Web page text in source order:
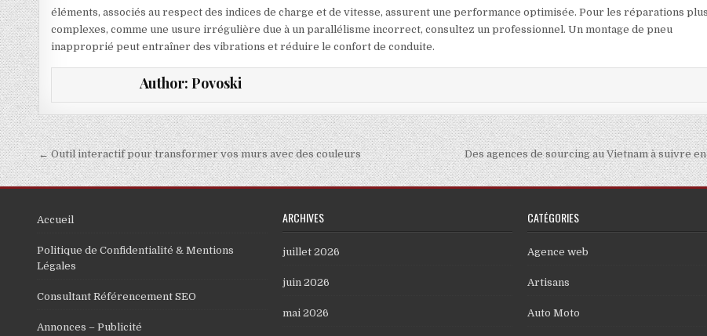
éléments, associés au respect des indices de charge et de vitesse, assurent une performance optimisée. Pour les réparations plus
complexes, comme une usure irrégulière due à un parallélisme incorrect, consultez un professionnel. Un montage de pneu
inapproprié peut entraîner des vibrations et réduire le confort de conduite.
Author: Povoski
Navigation de l’article
← Outil interactif pour transformer vos murs avec des couleurs Des agences de sourcing au Vietnam à suivre
Accueil
Politique de Confidentialité & Mentions
Légales
Consultant Référencement SEO
Annonces – Publicité
ARCHIVES
juillet 2026
juin 2026
mai 2026
CATÉGORIES
Agence web
Artisans
Auto Moto